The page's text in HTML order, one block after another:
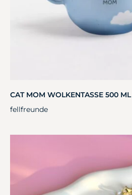
CAT MOM WOLKENTASSE 500 ML
fellfreunde